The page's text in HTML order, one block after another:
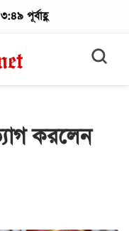
পূর্বাহ্ণ
করলেন